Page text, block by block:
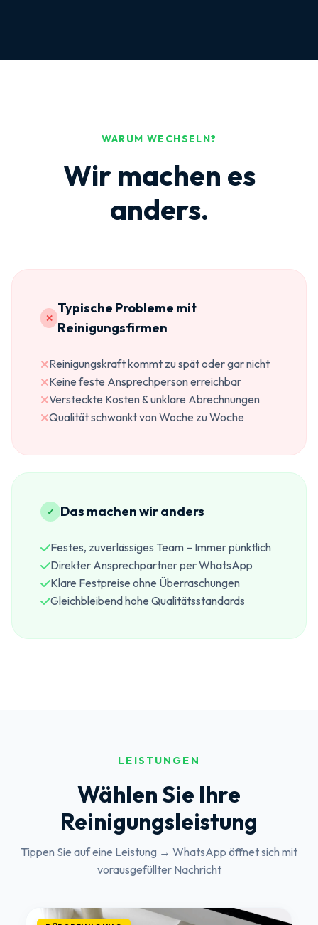
WARUM WECHSELN?
Wir machen es
anders.
✕
Typische Probleme mit
Reinigungsfirmen
Reinigungskraft kommt zu spät oder gar nicht
Keine feste Ansprechperson erreichbar
Versteckte Kosten & unklare Abrechnungen
Qualität schwankt von Woche zu Woche
✓ Das machen wir anders
Festes, zuverlässiges Team – Immer pünktlich
Direkter Ansprechpartner per WhatsApp
Klare Festpreise ohne Überraschungen
Gleichbleibend hohe Qualitätsstandards
LEISTUNGEN
Wählen Sie Ihre
Reinigungsleistung
Tippen Sie auf eine Leistung → WhatsApp öffnet sich mit
vorausgefüllter Nachricht